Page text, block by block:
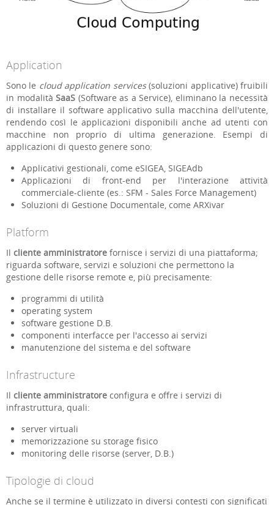
Application
Sono le cloud application services(soluzioni applicative) fruibili
in modalitàSaaS (Software as a Service), eliminano la necessità
di installare il software applicativo sulla macchina dell'utente,
rendendo così le applicazioni disponibili anche ad utenti con
macchine non proprio di ultima generazione. Esempi di
applicazioni di questo genere sono:
Applicativi gestionali, come eSIGEA, SIGEAdb
Applicazioni di front-end per l'interazione attività
commerciale-cliente (es.: SFM - Sales Force Management)
Soluzioni di Gestione Documentale, come ARXivar
Platform
Il cliente amministratore fornisce i servizi di una piattaforma;
riguarda software, servizi e soluzioni che permettono la
gestione delle risorse remote e, più precisamente:
programmi di utilità
operating system
software gestione D.B.
componenti interfacce per l'accesso ai servizi
manutenzione del sistema e del software
Infrastructure
Il cliente amministratore configura e offre i servizi di
infrastruttura, quali:
server virtuali
memorizzazione su storage fisico
monitoring delle risorse (server, D.B.)
Tipologie di cloud
Anche se il termine è utilizzato in diversi contesti con significati